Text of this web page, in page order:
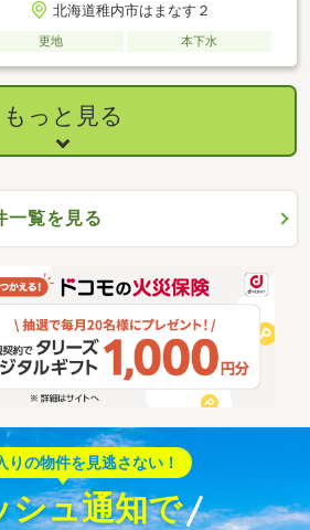
北海道稚内市はまなす２
更地 本下水
もっと見る
一覧を見る
りの物件を見逃さない！
シュ通知で